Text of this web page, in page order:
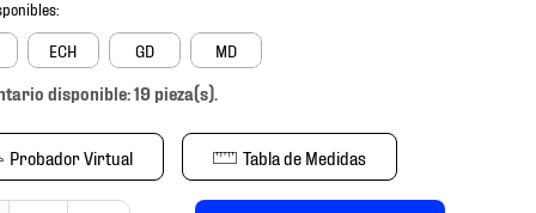
ECH GD MD
disponible: 19 pieza(s).
Probador Virtual Tabla de Medidas